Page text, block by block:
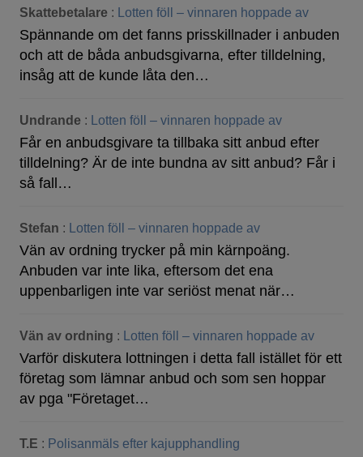
Skattebetalare : Lotten föll – vinnaren hoppade av
Spännande om det fanns prisskillnader i anbuden
och att de båda anbudsgivarna, efter tilldelning,
insåg att de kunde låta den…
Undrande : Lotten föll – vinnaren hoppade av
Får en anbudsgivare ta tillbaka sitt anbud efter
tilldelning? Är de inte bundna av sitt anbud? Får i
så fall…
Stefan : Lotten föll – vinnaren hoppade av
Vän av ordning trycker på min kärnpoäng.
Anbuden var inte lika, eftersom det ena
uppenbarligen inte var seriöst menat när…
Vän av ordning : Lotten föll – vinnaren hoppade av
Varför diskutera lottningen i detta fall istället för ett
företag som lämnar anbud och som sen hoppar
av pga "Företaget…
T.E : Polisanmäls efter kajupphandling